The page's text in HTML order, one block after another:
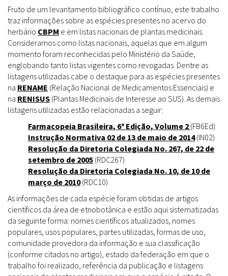
Fruto de um levantamento bibliográfico contínuo, este trabalho
traz informações sobre as espécies presentes no acervo do
herbário CBPM e em listas nacionais de plantas medicinais.
Consideramos como listas nacionais, aquelas que em algum
momento foram reconhecidas pelo Ministério da Saúde,
englobando tanto listas vigentes como revogadas. Dentre as
listagens utilizadas cabe o destaque para as espécies presentes
na RENAME (Relação Nacional de Medicamentos Essenciais) e
na RENISUS (Plantas Medicinais de Interesse ao SUS). As demais
listagens utilizadas estão relacionadas a seguir:
Farmacopeia Brasileira, 6ª Edição, Volume 2 (FB6Ed)
Instrução Normativa 02 de 13 de maio de 2014(IN02)
Resolução da Diretoria Colegiada No. 267, de 22 de
setembro de 2005 (RDC267)
Resolução da Diretoria Colegiada No. 10, de 10 de
março de 2010(RDC10)
As informações de cada espécie foram obtidas de artigos
científicos da área de etnobotânica e estão aqui sistematizadas
da seguinte forma: nomes científicos atualizados, nomes
populares, usos populares, partes utilizadas, formas de uso,
comunidade provedora da informação e sua classificação
(conforme citados no artigo), estado da federação em que o
trabalho foi realizado, referência da publicação e listagens